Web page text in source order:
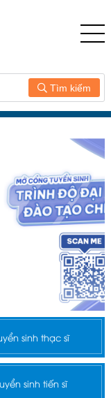
Tìm kiếm
sinh thạc sĩ
sinh tiến sĩ